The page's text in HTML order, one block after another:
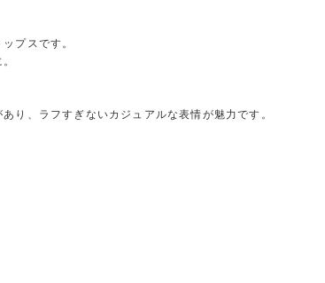
プスです。
り、ラフすぎないカジュアルな表情が魅力です。